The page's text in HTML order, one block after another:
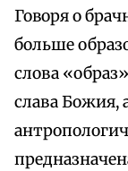
Говоря о
больше
слова
слава Божия,